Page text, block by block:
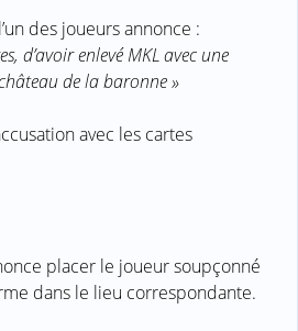
des joueurs annonce :
d’avoir enlevé MKL avec une
de la baronne »
avec les cartes
placer le joueur soupçonné
dans le lieu correspondante.